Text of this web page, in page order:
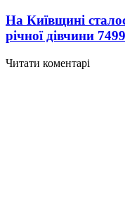
На Київщині
річної дівчини 7499
Читати коментарі